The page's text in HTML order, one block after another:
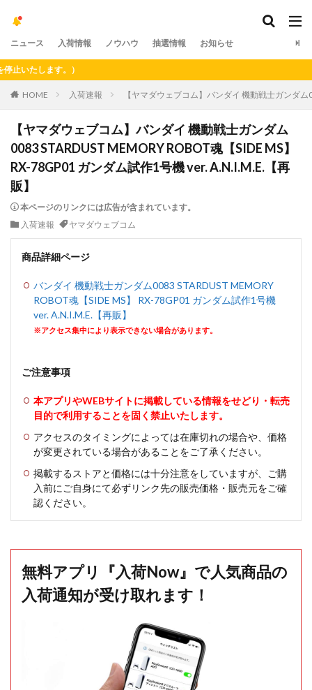
ニュース 入荷情報 ノウハウ 抽選情報 お知らせ
たします。）
HOME 入荷速報 【ヤマダウェブコム】バンダイ 機動戦士ガンダ
【ヤマダウェブコム】バンダイ 機動戦士ガンダム
0083 STARDUST MEMORY ROBOT魂【SIDE MS】
RX-78GP01 ガンダム試作1号機 ver. A.N.I.M.E.【再
販】
本ページのリンクには広告が含まれています。
入荷速報
ヤマダウェブコム
商品詳細ページ
バンダイ 機動戦士ガンダム0083 STARDUST MEMORY
ROBOT魂【SIDE MS】 RX-78GP01 ガンダム試作1号機
ver. A.N.I.M.E.【再販】
※アクセス集中により表示できない場合があります。
ご注意事項
本アプリやWEBサイトに掲載している情報をせどり・転売
目的で利用することを固く禁止いたします。
アクセスのタイミングによっては在庫切れの場合や、価格
が変更されている場合があることをご了承ください。
掲載するストアと価格には十分注意をしていますが、ご購
入前にご自身にて必ずリンク先の販売価格・販売元をご確
認ください。
無料アプリ『入荷Now』で人気商品の
入荷通知が受け取れます！